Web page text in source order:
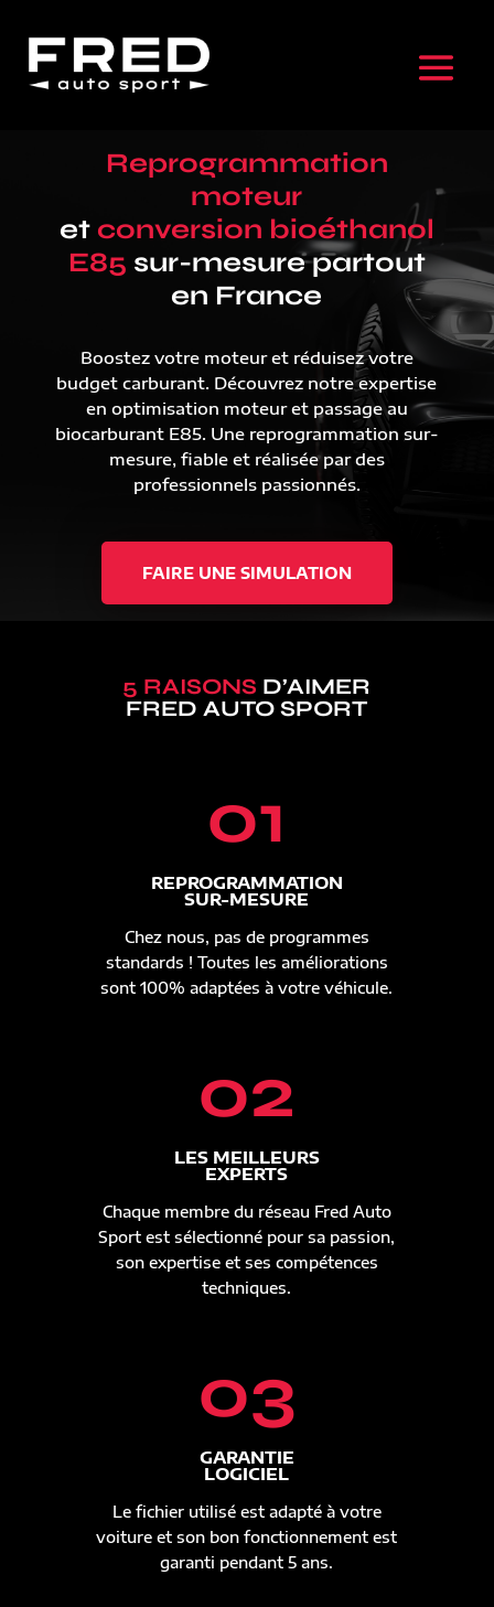
Reprogrammation
moteur
et conversion bioéthanol
E85 sur-mesure partout
en France
Boostez votre moteur et réduisez votre
budget carburant. Découvrez notre expertise
en optimisation moteur et passage au
biocarburant E85. Une reprogrammation sur-
mesure, fiable et réalisée par des
professionnels passionnés.
FAIRE UNE SIMULATION
5 RAISONS D’AIMER
FRED AUTO SPORT
01
REPROGRAMMATION
SUR-MESURE
Chez nous, pas de programmes
standards ! Toutes les améliorations
sont 100% adaptées à votre véhicule.
02
LES MEILLEURS
EXPERTS
Chaque membre du réseau Fred Auto
Sport est sélectionné pour sa passion,
son expertise et ses compétences
techniques.
03
GARANTIE
LOGICIEL
Le fichier utilisé est adapté à votre
voiture et son bon fonctionnement est
garanti pendant 5 ans.